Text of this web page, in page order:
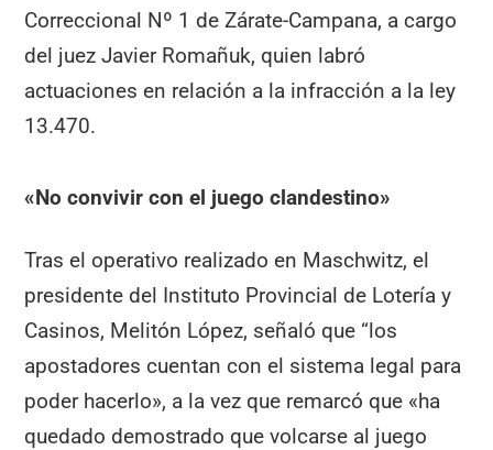
Correccional Nº 1 de Zárate-Campana, a cargo
del juez Javier Romañuk, quien labró
actuaciones en relación a la infracción a la ley
13.470.
«No convivir con el juego clandestino»
Tras el operativo realizado en Maschwitz, el
presidente del Instituto Provincial de Lotería y
Casinos, Melitón López, señaló que “los
apostadores cuentan con el sistema legal para
poder hacerlo», a la vez que remarcó que «ha
quedado demostrado que volcarse al juego